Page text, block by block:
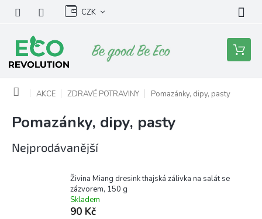
obsah
CZK
Nákupní
košík
Domů AKCE ZDRAVÉ POTRAVINY Pomazánky, dipy, pasty
Pomazánky, dipy, pasty
Nejprodávanější
Živina Miang dresink thajská zálivka na salát se
zázvorem, 150 g
Skladem
90 Kč